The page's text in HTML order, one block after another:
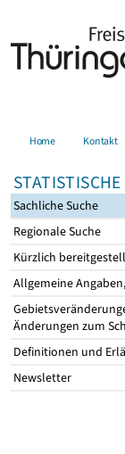
Home Kontakt
Sachliche Suche
Regionale Suche
Kürzlich
Allgemeine
Änderungen zum
Definitionen und
Newsletter